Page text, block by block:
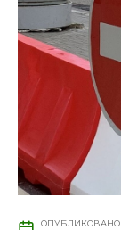
ОПУБЛИКОВАНО